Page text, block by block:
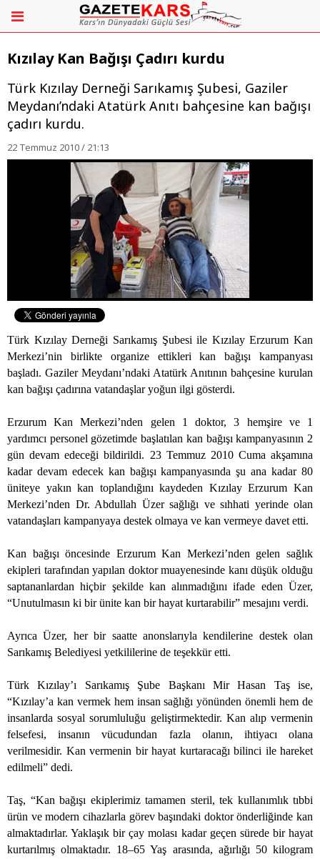
Kızılay Kan Bağışı Çadırı kurdu
Türk Kızılay Derneği Sarıkamış Şubesi, Gaziler
Meydanı’ndaki Atatürk Anıtı bahçesine kan bağışı
çadırı kurdu.
22 Temmuz 2010 / 21:13
Türk Kızılay Derneği Sarıkamış Şubesi ile Kızılay Erzurum Kan
Merkezi’nin birlikte organize ettikleri kan bağışı kampanyası
başladı. Gaziler Meydanı’ndaki Atatürk Anıtının bahçesine kurulan
kan bağışı çadırına vatandaşlar yoğun ilgi gösterdi.
Erzurum Kan Merkezi’nden gelen 1 doktor, 3 hemşire ve 1
yardımcı personel gözetimde başlatılan kan bağışı kampanyasının 2
gün devam edeceği bildirildi. 23 Temmuz 2010 Cuma akşamına
kadar devam edecek kan bağışı kampanyasında şu ana kadar 80
üniteye yakın kan toplandığını kaydeden Kızılay Erzurum Kan
Merkezi’nden Dr. Abdullah Üzer sağlığı ve sıhhati yerinde olan
vatandaşları kampanyaya destek olmaya ve kan vermeye davet etti.
Kan bağışı öncesinde Erzurum Kan Merkezi’nden gelen sağlık
ekipleri tarafından yapılan doktor muayenesinde kanı düşük olduğu
saptananlardan hiçbir şekilde kan alınmadığını ifade eden Üzer,
“Unutulmasın ki bir ünite kan bir hayat kurtarabilir” mesajını verdi.
Ayrıca Üzer, her bir saatte anonslarıyla kendilerine destek olan
Sarıkamış Belediyesi yetkililerine de teşekkür etti.
Türk Kızılay’ı Sarıkamış Şube Başkanı Mir Hasan Taş ise,
“Kızılay’a kan vermek hem insan sağlığı yönünden önemli hem de
insanlarda sosyal sorumluluğu geliştirmektedir. Kan alıp vermenin
felsefesi, insanın vücudundan fazla olanın, ihtiyacı olana
verilmesidir. Kan vermenin bir hayat kurtaracağı bilinci ile hareket
edilmeli” dedi.
Taş, “Kan bağışı ekiplerimiz tamamen steril, tek kullanımlık tıbbi
ürün ve modern cihazlarla görev başındaki doktor önderliğinde kan
almaktadırlar. Yaklaşık bir çay molası kadar geçen sürede bir hayat
kurtarılmış olmaktadır. 18–65 Yaş arasında, ağırlığı 50 kilogram